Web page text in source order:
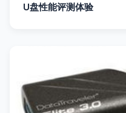
U盘性能评测体验